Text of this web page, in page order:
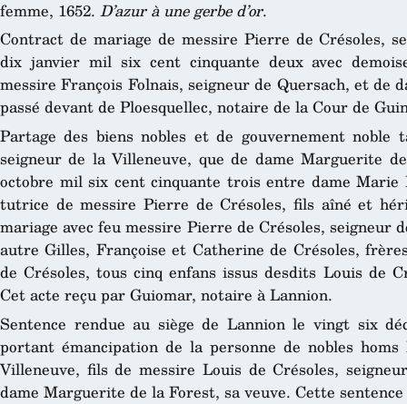
femme, 1652. D’azur à une gerbe d’or.
Contract de mariage de messire Pierre de Crésoles,
dix janvier mil six cent cinquante deux avec
messire François Folnais, seigneur de Quersach, et de
passé devant de Ploesquellec, notaire de la Cour de
Partage des biens nobles et de gouvernement noble
seigneur de la Villeneuve, que de dame Marguerite
octobre mil six cent cinquante trois entre dame
tutrice de messire Pierre de Crésoles, fils aîné et
mariage avec feu messire Pierre de Crésoles, seigneur
autre Gilles, Françoise et Catherine de Crésoles,
de Crésoles, tous cinq enfans issus desdits Louis de
Cet acte reçu par Guiomar, notaire à Lannion.
Sentence rendue au siège de Lannion le vingt six
portant émancipation de la personne de nobles
Villeneuve, fils de messire Louis de Crésoles,
dame Marguerite de la Forest, sa veuve. Cette